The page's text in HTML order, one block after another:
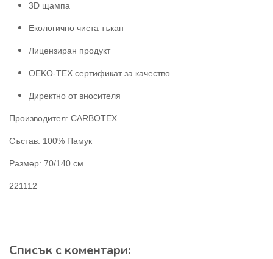
3D щампа
Екологично чиста тъкан
Лицензиран продукт
OEKO-TEX сертификат за качество
Директно от вносителя
Производител: CARBOTEX
Състав: 100% Памук
Размер: 70/140 см.
221112
Списък с коментари: